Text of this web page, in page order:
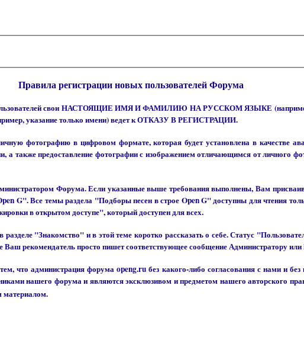
Правила регистрации новых пользователей Форума
пользователей свои НАСТОЯЩИЕ ИМЯ И ФАМИЛИЮ НА РУССКОМ ЯЗЫКЕ (например,
указание только имени) ведет к ОТКАЗУ В РЕГИСТРАЦИИ.
фотографию в цифровом формате, которая будет установлена в качестве
а также предоставление фотографии с изображением отличающимся от личного
Форума. Если указанные выше требования выполнены, Вам
G". Все темы раздела "Подборы песен в строе Open G" доступны для чтения
в открытом доступе", который доступен для всех.
"Знакомство" и в этой теме коротко рассказать о себе. Статус
рекомендатель просто пишет соответствующее сообщение Администратору
что администрация форума openg.ru без какого-либо согласования с нами и
нашего форума и являются эксклюзивом и предметом нашего авторского
материалом.